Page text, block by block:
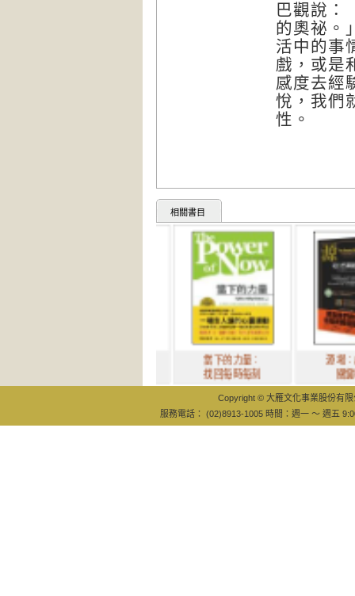
巴觀說：
的奧祕。
活中的事
戲，或是
感度去經
悅，我們
性。
相關書目
當下的力量：
找回每時每刻
源場：超自然
Copyright © 大雁文化事業股份有
服務電話： (02)8913-1005 時間：週一 ～ 週五